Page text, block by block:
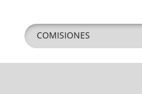
COMISIONES